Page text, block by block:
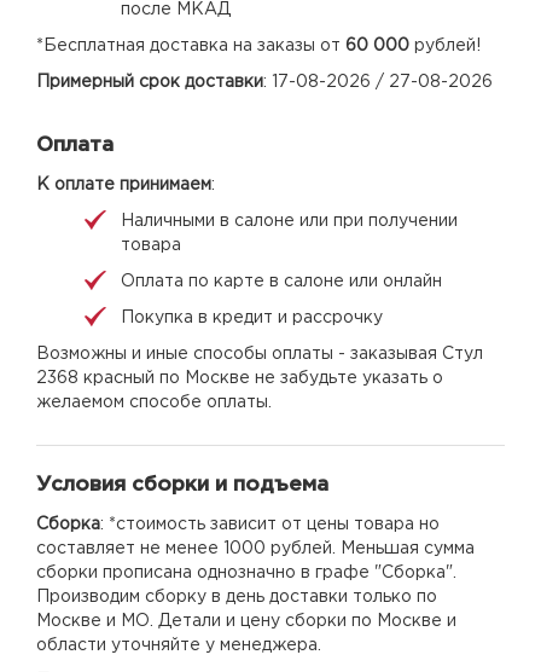
после МКАД
*Бесплатная доставка на заказы от 60 000 рублей!
Примерный срок доставки: 17-08-2026 / 27-08-2026
Оплата
К оплате принимаем:
Наличными в салоне или при получении
товара
Оплата по карте в салоне или онлайн
Покупка в кредит и рассрочку
Возможны и иные способы оплаты - заказывая Стул
2368 красный по Москве не забудьте указать о
желаемом способе оплаты.
Условия сборки и подъема
Сборка: *стоимость зависит от цены товара но
составляет не менее 1000 рублей. Меньшая сумма
сборки прописана однозначно в графе "Сборка".
Производим сборку в день доставки только по
Москве и МО. Детали и цену сборки по Москве и
области уточняйте у менеджера.